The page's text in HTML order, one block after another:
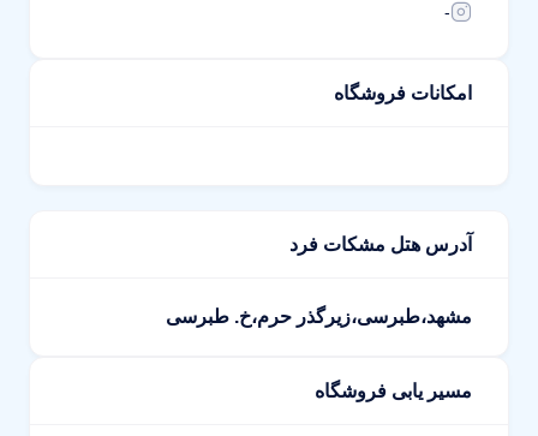
-
امکانات فروشگاه
آدرس هتل مشکات فرد
مشهد،طبرسی،زیر‌گذر حرم،خ. طبرسی
مسیر یابی فروشگاه